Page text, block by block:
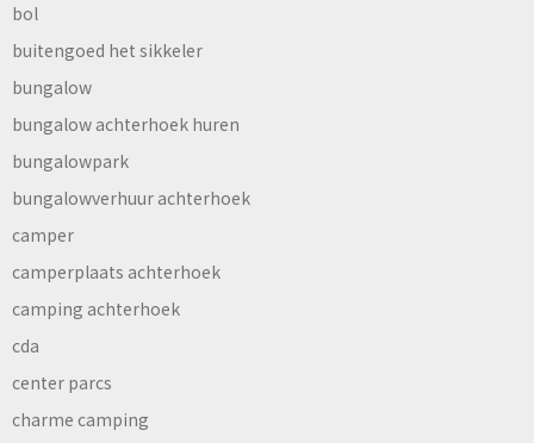
bol
buitengoed het sikkeler
bungalow
bungalow achterhoek huren
bungalowpark
bungalowverhuur achterhoek
camper
camperplaats achterhoek
camping achterhoek
cda
center parcs
charme camping